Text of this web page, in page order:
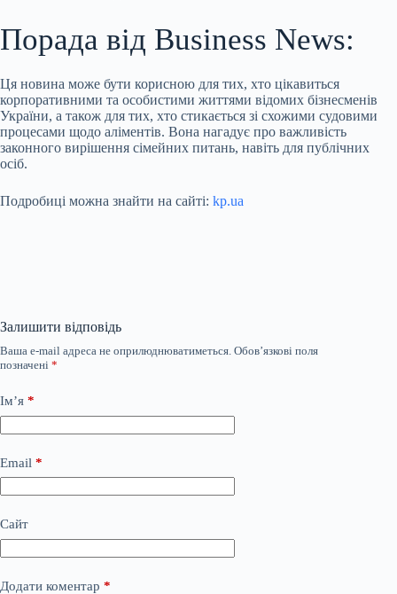
Порада від Business News:
Ця новина може бути корисною для тих, хто цікавиться
корпоративними та особистими життями відомих бізнесменів
України, а також для тих, хто стикається зі схожими судовими
процесами щодо аліментів. Вона нагадує про важливість
законного вирішення сімейних питань, навіть для публічних
осіб.
Подробиці можна знайти на сайті: kp.ua
Залишити відповідь
Ваша e-mail адреса не оприлюднюватиметься. Обов’язкові поля
позначені *
Ім’я *
Email *
Сайт
Додати коментар *